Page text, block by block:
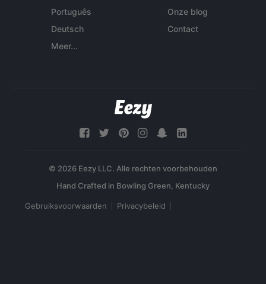
Português
Deutsch
Meer...
Onze blog
Contact
© 2026 Eezy LLC. Alle rechten voorbehouden
Gebruiksvoorwaarden Privacybeleid